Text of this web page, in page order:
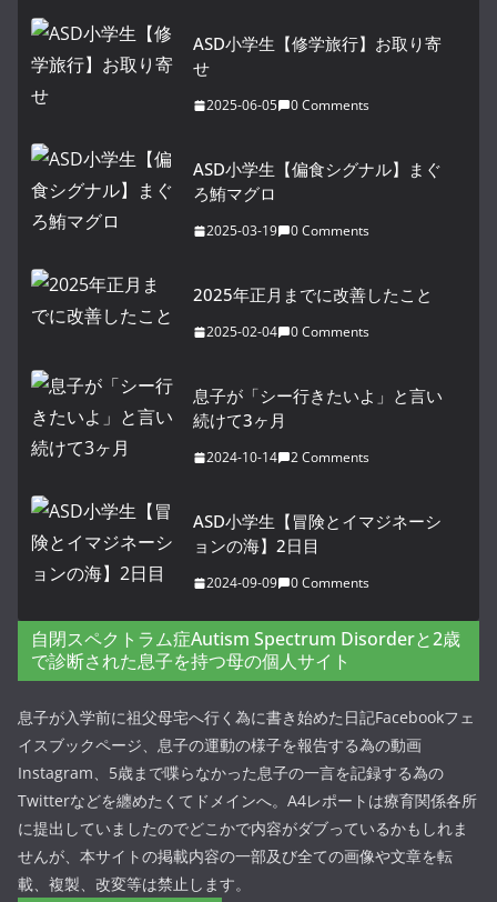
ASD小学生【修学旅行】お取り寄
せ
2025-06-05 0 Comments
ASD小学生【偏食シグナル】まぐ
ろ鮪マグロ
2025-03-19 0 Comments
2025年正月までに改善したこと
2025-02-04 0 Comments
息子が「シー行きたいよ」と言い
続けて3ヶ月
2024-10-14 2 Comments
ASD小学生【冒険とイマジネーシ
ョンの海】2日目
2024-09-09 0 Comments
自閉スペクトラム症Autism Spectrum Disorderと2歳
で診断された息子を持つ母の個人サイト
息子が入学前に祖父母宅へ行く為に書き始めた日記Facebookフェ
イスブックページ、息子の運動の様子を報告する為の動画
Instagram、5歳まで喋らなかった息子の一言を記録する為の
Twitterなどを纏めたくてドメインへ。A4レポートは療育関係各所
に提出していましたのでどこかで内容がダブっているかもしれま
せんが、本サイトの掲載内容の一部及び全ての画像や文章を転
載、複製、改変等は禁止します。